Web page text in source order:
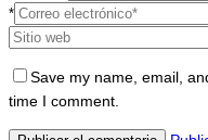
*
Save my name, email,
time I comment.